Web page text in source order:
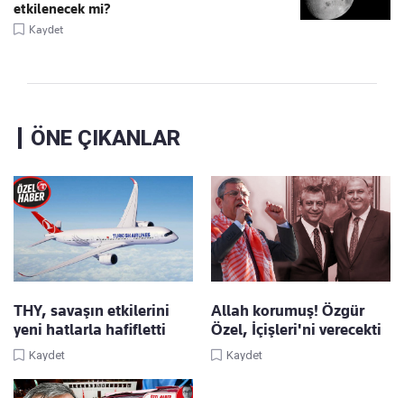
etkilenecek mi?
Kaydet
ÖNE ÇIKANLAR
THY, savaşın etkilerini
yeni hatlarla hafifletti
Kaydet
Allah korumuş! Özgür
Özel, İçişleri'ni verecekti
Kaydet